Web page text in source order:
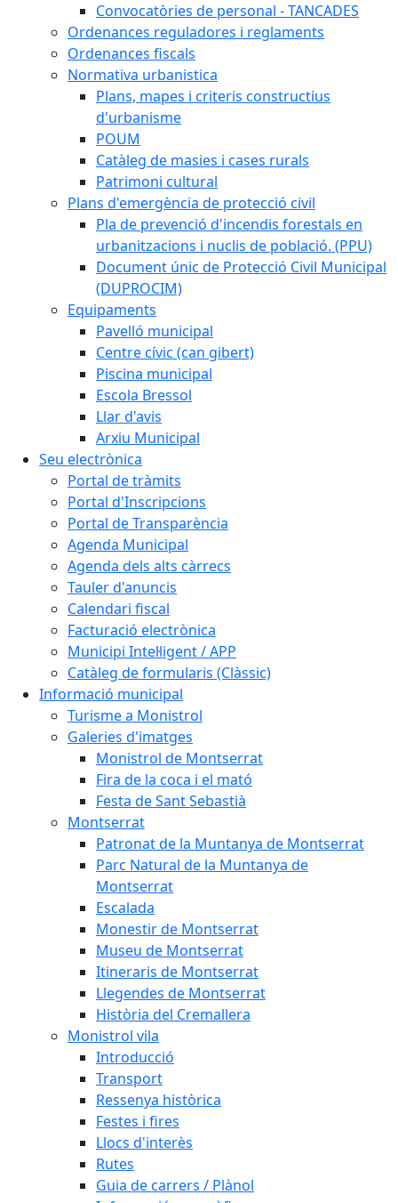
Convocatòries de personal - TANCADES
Ordenances reguladores i reglaments
Ordenances fiscals
Normativa urbanistica
Plans, mapes i criteris constructius
d'urbanisme
POUM
Catàleg de masies i cases rurals
Patrimoni cultural
Plans d'emergència de protecció civil
Pla de prevenció d'incendis forestals en
urbanitzacions i nuclis de població. (PPU)
Document únic de Protecció Civil Municipal
(DUPROCIM)
Equipaments
Pavelló municipal
Centre cívic (can gibert)
Piscina municipal
Escola Bressol
Llar d'avis
Arxiu Municipal
Seu electrònica
Portal de tràmits
Portal d'Inscripcions
Portal de Transparència
Agenda Municipal
Agenda dels alts càrrecs
Tauler d'anuncis
Calendari fiscal
Facturació electrònica
Municipi Intel·ligent / APP
Catàleg de formularis (Clàssic)
Informació municipal
Turisme a Monistrol
Galeries d'imatges
Monistrol de Montserrat
Fira de la coca i el mató
Festa de Sant Sebastià
Montserrat
Patronat de la Muntanya de Montserrat
Parc Natural de la Muntanya de
Montserrat
Escalada
Monestir de Montserrat
Museu de Montserrat
Itineraris de Montserrat
Llegendes de Montserrat
Història del Cremallera
Monistrol vila
Introducció
Transport
Ressenya històrica
Festes i fires
Llocs d'interès
Rutes
Guia de carrers / Plànol